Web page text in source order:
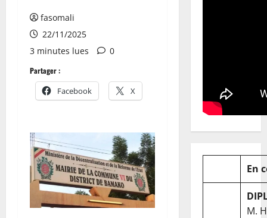
fasomali
22/11/2025
3 minutes lues
0
Partager :
Facebook X
En
M.